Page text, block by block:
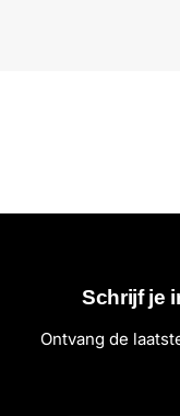
Schrijf je
Ontvang de